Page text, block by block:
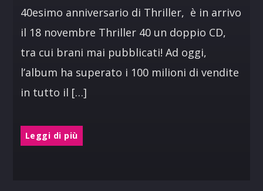
40esimo anniversario di Thriller, è in arrivo
il 18 novembre Thriller 40 un doppio CD,
tra cui brani mai pubblicati! Ad oggi,
l’album ha superato i 100 milioni di vendite
in tutto il […]
Leggi di più